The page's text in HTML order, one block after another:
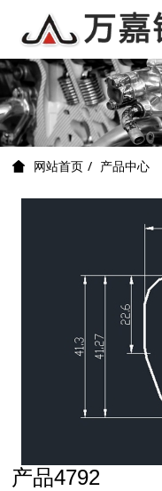
网站首页 产品中心
产品4792